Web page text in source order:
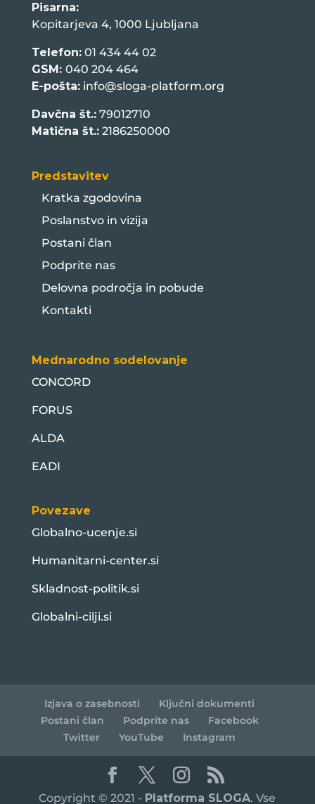
Pisarna:
Kopitarjeva 4, 1000 Ljubljana
Telefon:01 434 44 02
GSM: 040 204 464
E-pošta: info@sloga-platform.org
Davčna št.:79012710
Matična št.:2186250000
Predstavitev
Kratka zgodovina
Poslanstvo in vizija
Postani član
Podprite nas
Delovna področja in pobude
Kontakti
Mednarodno sodelovanje
CONCORD
FORUS
ALDA
EADI
Povezave
Globalno-ucenje.si
Humanitarni-center.si
Skladnost-politik.si
Globalni-cilji.si
Izjava o zasebnosti
Ključni dokumenti
Postani član
Podprite nas
Facebook
Twitter
YouTube Instagram
Copyright © 2021 - Platforma SLOGA. Vse